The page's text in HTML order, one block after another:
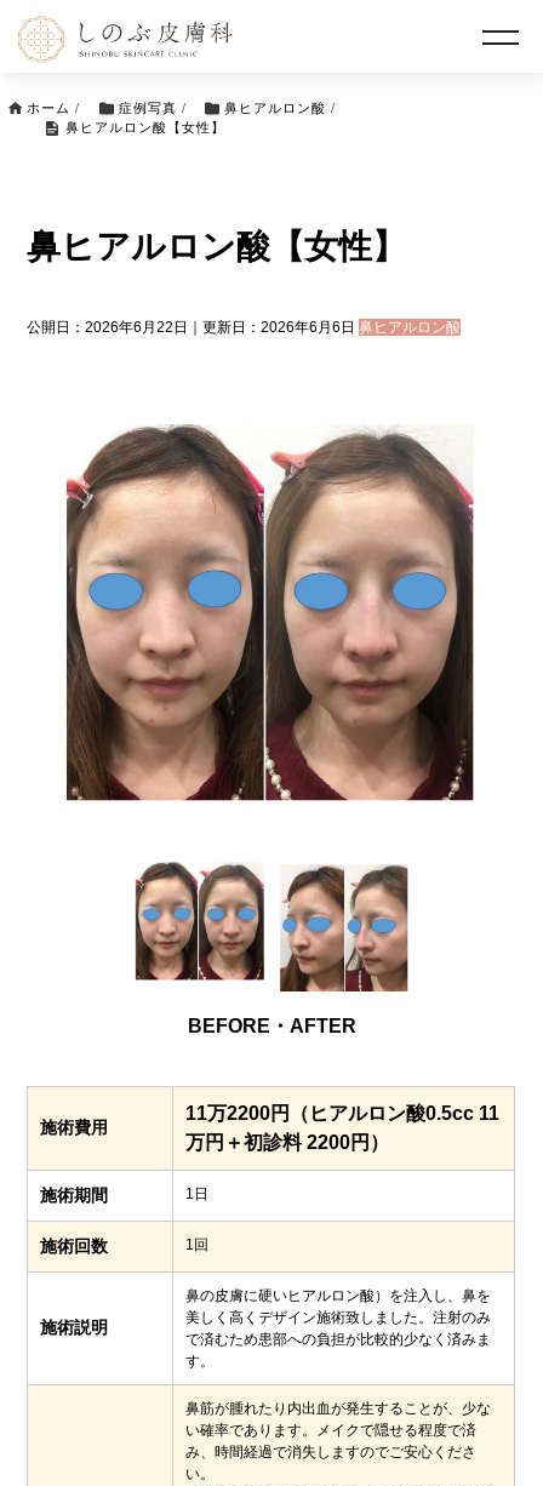
ホーム / 症例写真 / 鼻ヒアルロン酸 /
鼻ヒアルロン酸【女性】
鼻ヒアルロン酸【女性】
公開日：2026年6月22日｜更新日：2026年6月6日 鼻ヒアルロン酸
BEFORE・AFTER
施術費用
11万2200円（ヒアルロン酸0.5cc 11
万円＋初診料 2200円）
施術期間 1日
施術回数 1回
施術説明
鼻の皮膚に硬いヒアルロン酸）を注入し、鼻を
美しく高くデザイン施術致しました。注射のみ
で済むため患部への負担が比較的少なく済みま
す。
鼻筋が腫れたり内出血が発生することが、少な
い確率であります。メイクで隠せる程度で済
み、時間経過で消失しますのでご安心くださ
い。